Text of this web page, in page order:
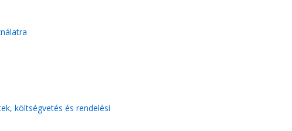
költségvetés és rendelési